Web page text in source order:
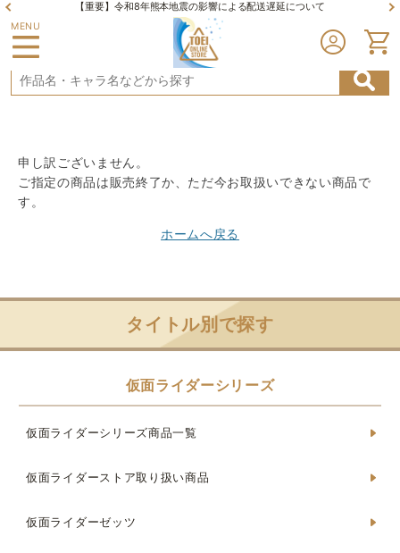
【重要】令和8年熊本地震の影響による配送遅延について
MENU
申し訳ございません。
ご指定の商品は販売終了か、ただ今お取扱いできない商品で
す。
ホームへ戻る
タイトル別で探す
仮面ライダーシリーズ
仮面ライダーシリーズ商品一覧
仮面ライダーストア取り扱い商品
仮面ライダーゼッツ